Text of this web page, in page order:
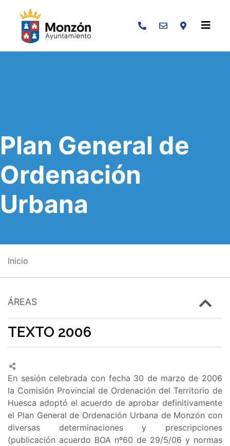
Buscar
Plan General de
Ordenación
Urbana
Inicio
ÁREAS
TEXTO 2006
En sesión celebrada con fecha 30 de marzo de 2006
la Comisión Provincial de Ordenación del Territorio de
Huesca adoptó el acuerdo de aprobar definitivamente
el Plan General de Ordenación Urbana de Monzón con
diversas determinaciones y prescripciones
(publicación acuerdo BOA nº60 de 29/5/06 y normas